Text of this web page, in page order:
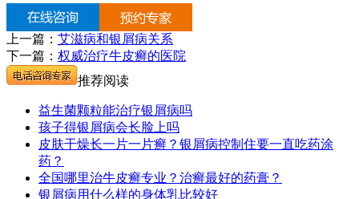
上一篇： 艾滋病和银屑病关系
下一篇： 权威治疗牛皮癣的医院
推荐阅读
益生菌颗粒能治疗银屑病吗
孩子得银屑病会长脸上吗
皮肤干燥长一片一片癣？银屑病控制住要一直吃药涂
药？
全国哪里治牛皮癣专业？治癣最好的药膏？
银屑病用什么样的身体乳比较好